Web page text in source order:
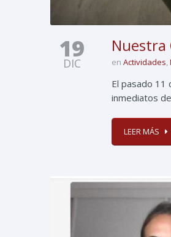
19
DIC
Nuestra
enActividades,
El pasado 11
inmediatos
LEER MÁS